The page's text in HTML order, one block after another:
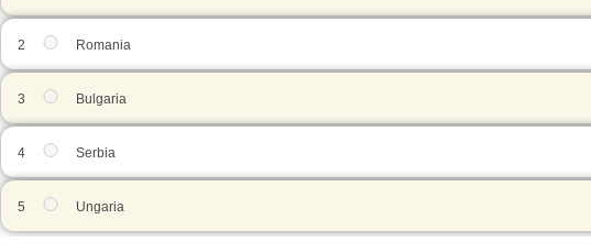
2 Romania
3 Bulgaria
4 Serbia
5 Ungaria